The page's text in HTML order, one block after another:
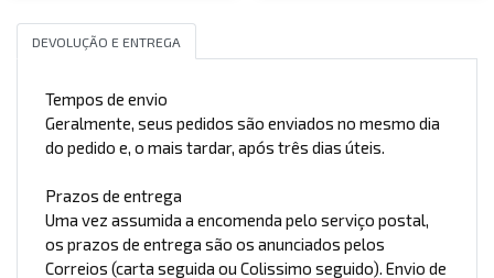
DEVOLUÇÃO E ENTREGA
Tempos de envio
Geralmente, seus pedidos são enviados no mesmo dia
do pedido e, o mais tardar, após três dias úteis.
Prazos de entrega
Uma vez assumida a encomenda pelo serviço postal,
os prazos de entrega são os anunciados pelos
Correios (carta seguida ou Colissimo seguido). Envio de